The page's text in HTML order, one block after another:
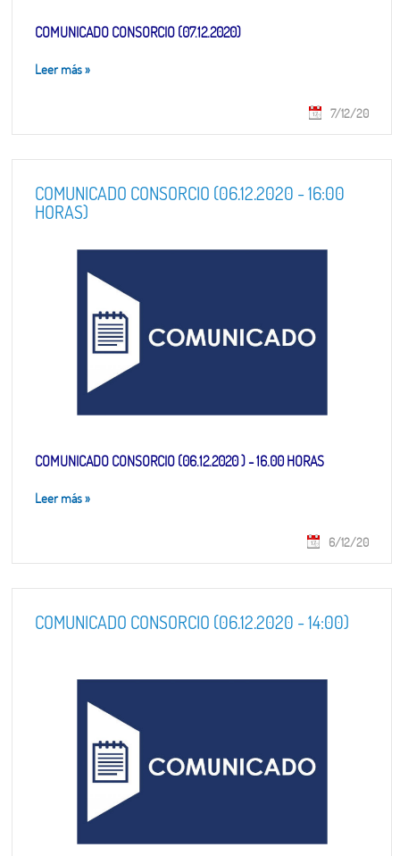
COMUNICADO CONSORCIO (07.12.2020)
Leer más»
7/12/20
COMUNICADO CONSORCIO (06.12.2020 - 16:00
HORAS)
COMUNICADO CONSORCIO (06.12.2020 ) - 16.00 HORAS
Leer más»
6/12/20
COMUNICADO CONSORCIO (06.12.2020 - 14:00)